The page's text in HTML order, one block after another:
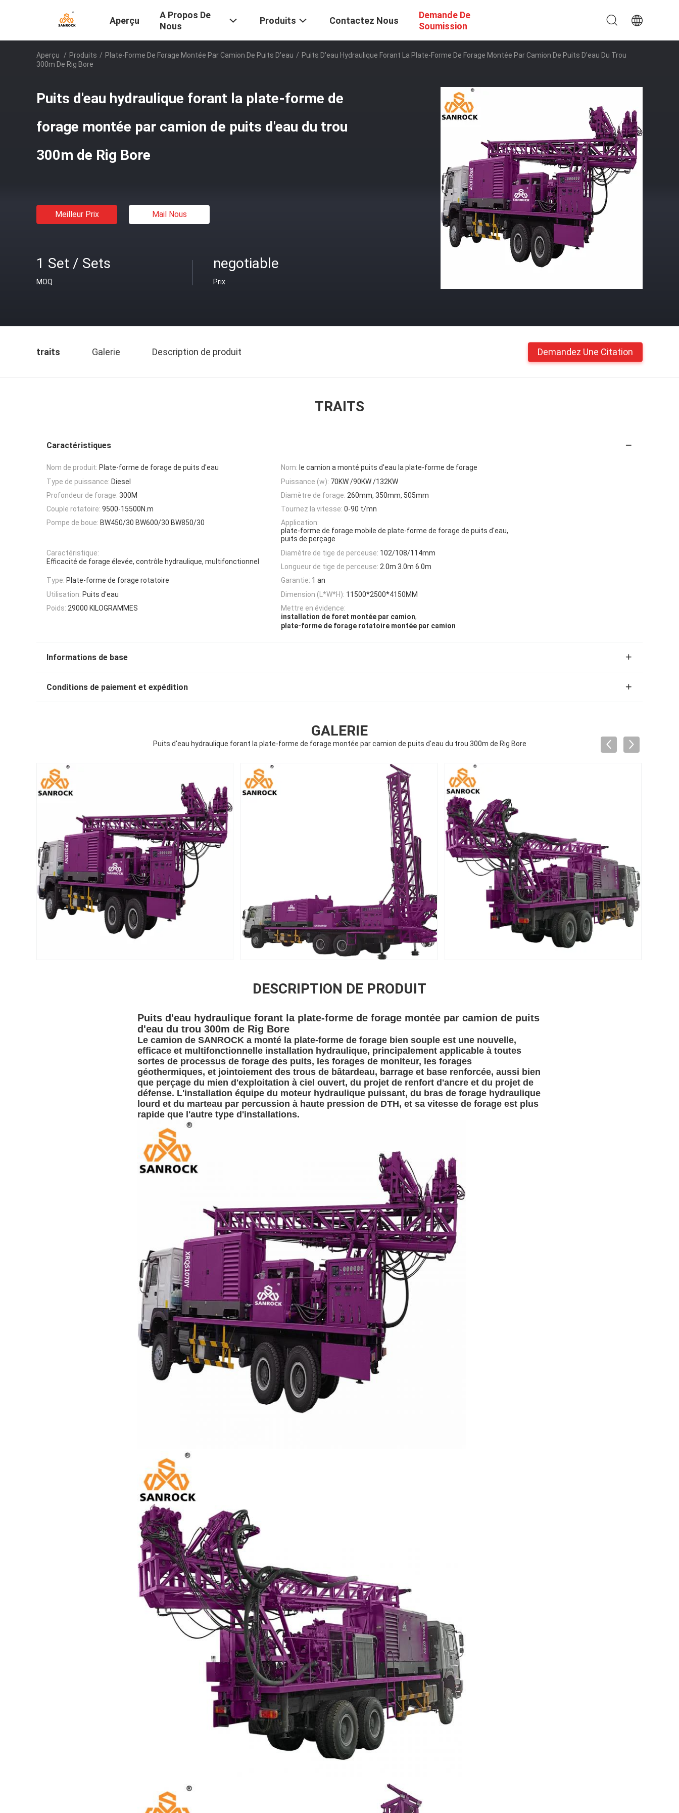
Aperçu
A Propos De
Nous
Produits Contactez Nous
Demande De
Soumission
Aperçu / Produits / Plate-Forme De Forage Montée Par Camion De Puits D'eau / Puits D'eau Hydraulique Forant La Plate-Forme De Forage Montée Par Camion De Puits D'eau Du Trou
300m De Rig Bore
Puits d'eau hydraulique forant la plate-forme de
forage montée par camion de puits d'eau du trou
300m de Rig Bore
Meilleur Prix Mail Nous
1 Set / Sets
MOQ
negotiable
Prix
traits Galerie Description de produit Demandez Une Citation
TRAITS
Caractéristiques
Nom de produit: Plate-forme de forage de puits d'eau Nom: le camion a monté puits d'eau la plate-forme de forage
Type de puissance: Diesel Puissance (w): 70KW /90KW /132KW
Profondeur de forage: 300M Diamètre de forage: 260mm, 350mm, 505mm
Couple rotatoire: 9500-15500N.m Tournez la vitesse: 0-90 t/mn
Pompe de boue: BW450/30 BW600/30 BW850/30
Application:
plate-forme de forage mobile de plate-forme de forage de puits d'eau,
puits de perçage
Caractéristique:
Efficacité de forage élevée, contrôle hydraulique, multifonctionnel
Diamètre de tige de perceuse: 102/108/114mm
Longueur de tige de perceuse: 2.0m 3.0m 6.0m
Type: Plate-forme de forage rotatoire Garantie: 1 an
Utilisation: Puits d'eau Dimension (L*W*H): 11500*2500*4150MM
Poids: 29000 KILOGRAMMES
Mettre en évidence:
installation de foret montée par camion,
plate-forme de forage rotatoire montée par camion
Informations de base
Conditions de paiement et expédition
GALERIE
Puits d'eau hydraulique forant la plate-forme de forage montée par camion de puits d'eau du trou 300m de Rig Bore
DESCRIPTION DE PRODUIT
Puits d'eau hydraulique forant la plate-forme de forage montée par camion de puits
d'eau du trou 300m de Rig Bore
Le camion de SANROCK a monté la plate-forme de forage bien souple est une nouvelle,
efficace et multifonctionnelle installation hydraulique, principalement applicable à toutes
sortes de processus de forage des puits, les forages de moniteur, les forages
géothermiques, et jointoiement des trous de bâtardeau, barrage et base renforcée, aussi bien
que perçage du mien d'exploitation à ciel ouvert, du projet de renfort d'ancre et du projet de
défense. L'installation équipe du moteur hydraulique puissant, du bras de forage hydraulique
lourd et du marteau par percussion à haute pression de DTH, et sa vitesse de forage est plus
rapide que l'autre type d'installations.